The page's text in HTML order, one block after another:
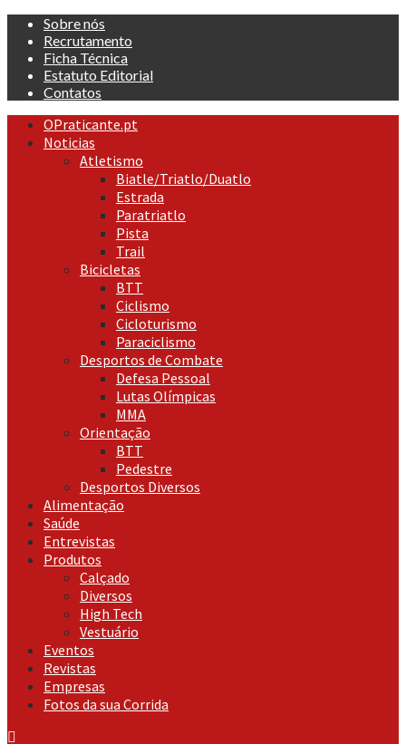
Skip
content
Sobre nós
Recrutamento
Ficha Técnica
Estatuto Editorial
Contatos
Primary
Menu
OPraticante.pt
Noticias
Atletismo
Biatle/Triatlo/Duatlo
Estrada
Paratriatlo
Pista
Trail
Bicicletas
BTT
Ciclismo
Cicloturismo
Paraciclismo
Desportos de Combate
Defesa Pessoal
Lutas Olímpicas
MMA
Orientação
BTT
Pedestre
Desportos Diversos
Alimentação
Saúde
Entrevistas
Produtos
Calçado
Diversos
High Tech
Vestuário
Eventos
Revistas
Empresas
Fotos da sua Corrida